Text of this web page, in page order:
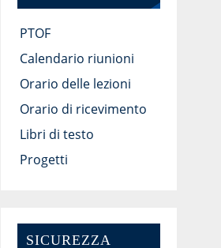
PTOF
Calendario riunioni
Orario delle lezioni
Orario di ricevimento
Libri di testo
Progetti
SICUREZZA